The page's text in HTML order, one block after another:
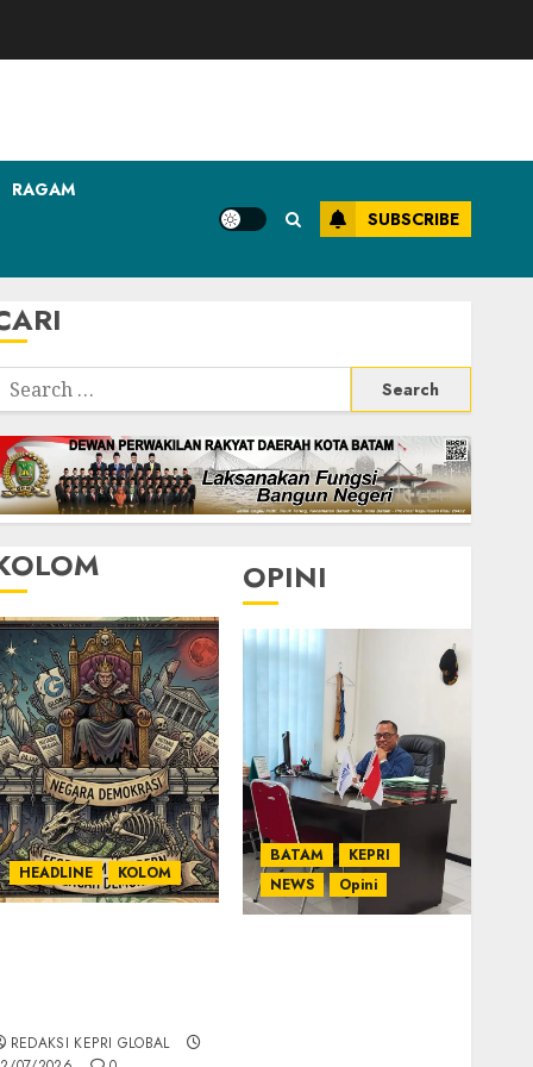
RAGAM
SUBSCRIBE
Search
HEADLINE KOLOM
REDAKSI KEPRI GLOBAL
OPINI
BATAM
KEPRI
NEWS
Opini